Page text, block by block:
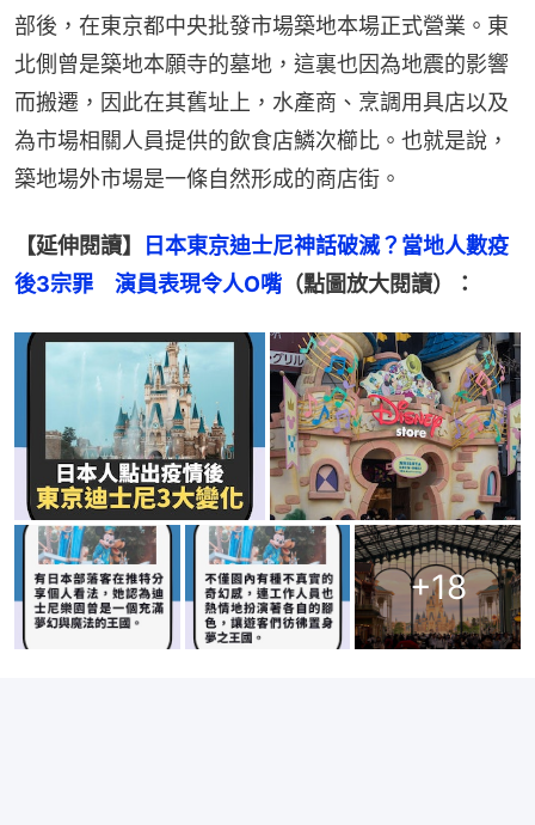
部後，在東京都中央批發市場築地本場正式營業。東
北側曾是築地本願寺的墓地，這裏也因為地震的影響
而搬遷，因此在其舊址上，水產商、烹調用具店以及
為市場相關人員提供的飲食店鱗次櫛比。也就是說，
築地場外市場是一條自然形成的商店街。
【延伸閱讀】
日本東京迪士尼神話破滅？當地人數疫
後3宗罪　演員表現令人O嘴 （點圖放大閱讀）：
+18